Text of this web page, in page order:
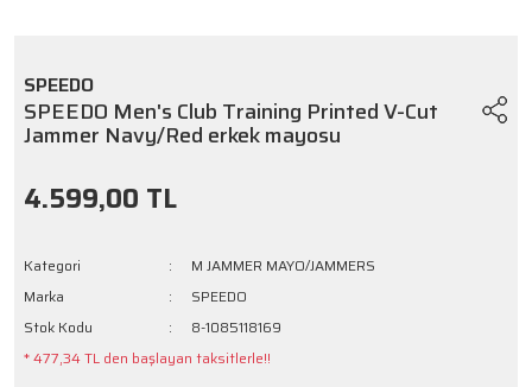
SPEEDO
SPEEDO Men's Club Training Printed V-Cut
Jammer Navy/Red erkek mayosu
4.599,00 TL
Kategori
M JAMMER MAYO/JAMMERS
Marka
SPEEDO
Stok Kodu
8-1085118169
* 477,34 TL den başlayan taksitlerle!!